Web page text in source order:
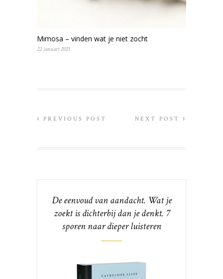
Mimosa – vinden wat je niet zocht
22 januari 2021
PREVIOUS POST NEXT POST
De eenvoud van aandacht. Wat je
zoekt is dichterbij dan je denkt. 7
sporen naar dieper luisteren